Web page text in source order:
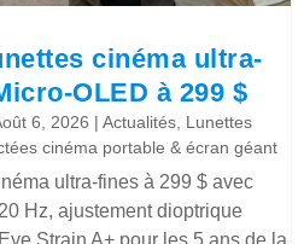
cinéma ultra-
OLED à 299 $
6, 2026 |Actualités, Lunettes
cinéma portable & écran géant
ultra-fines à 299 $ avec
Hz, ajustement dioptrique